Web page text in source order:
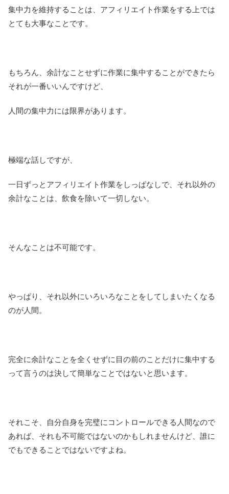
集中力を維持することは、アフィリエイト作業をする上では
とても大事なことです。
もちろん、余計なことせずに作業に集中することができたら
それが一番いいんですけど、
人間の集中力には限界があります。
極端な話しですが、
一日ずっとアフィリエイト作業をしっぱなしで、それ以外の
余計なことは、飲食を除いて一切しない。
そんなことは不可能です。
やっぱり、それ以外にいろいろなことをしてしまいたくなる
のが人間。
完全に余計なことを全くせずに目の前のことだけに集中する
って言うのは決して簡単なことではないと思います。
それこそ、自分自身を完璧にコントロールできる人間なので
あれば、それも不可能ではないのかもしれませんけど、誰に
でもできることではないですよね。